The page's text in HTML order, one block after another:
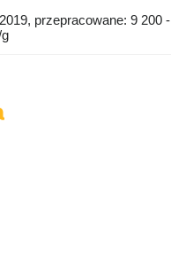
przepracowane: 9 200 -